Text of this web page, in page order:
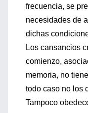
frecuencia, se
necesidades de
dichas
Los cansancios
comienzo,
memoria, no
todo caso no los
Tampoco